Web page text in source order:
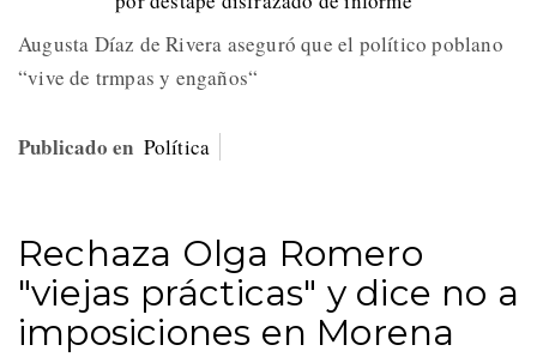
Augusta Díaz de Rivera aseguró que el político poblano
“vive de trmpas y engaños“
Publicado en Política
Rechaza Olga Romero
"viejas prácticas" y dice no a
imposiciones en Morena